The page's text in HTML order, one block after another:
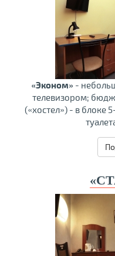
«Эконом» -
телевизором;
(«хостел») - в блоке